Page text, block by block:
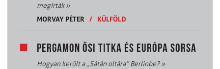
megírták»
MORVAY PÉTER
/ KÜLFÖLD
PERGAMON ŐSI TITKA ÉS EURÓPA SORSA
Hogyan került a „Sátán oltára” Berlinbe?»